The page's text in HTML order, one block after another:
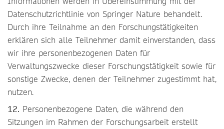
Datenschutzrichtlinie​ von Springer Nature behandelt.
Durch ihre Teilnahme an den Forschungstätigkeiten
erklären sich alle Teilnehmer damit einverstanden, dass
wir ihre personenbezogenen Daten für
Verwaltungszwecke dieser Forschungstätigkeit sowie für
sonstige Zwecke, denen der Teilnehmer zugestimmt hat,
nutzen.
12. Personenbezogene Daten, die während den
Sitzungen im Rahmen der Forschungsarbeit erstellt